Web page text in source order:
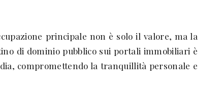
principale non è solo il valore, ma la
di dominio pubblico sui portali immobiliari è
compromettendo la tranquillità personale e